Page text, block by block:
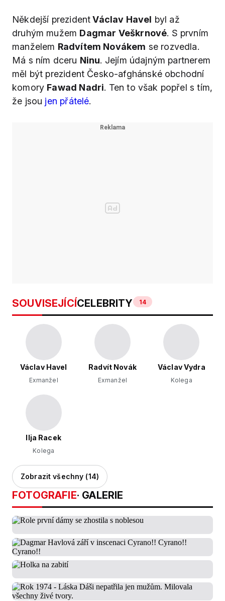
Někdejší prezidentVáclav Havel byl až
druhým mužem Dagmar Veškrnové. S prvním
manželem Radvítem Novákem se rozvedla.
Má s ním dceru Ninu. Jejím údajným partnerem
měl být prezident Česko-afghánské obchodní
komory Fawad Nadri. Ten to však popřel s tím,
že jsou jen přátelé.
SOUVISEJÍCÍCELEBRITY 14
Václav Havel
Exmanžel
Radvít Novák
Exmanžel
Václav Vydra
Kolega
Ilja Racek
Kolega
Zobrazit všechny (14)
FOTOGRAFIE· GALERIE